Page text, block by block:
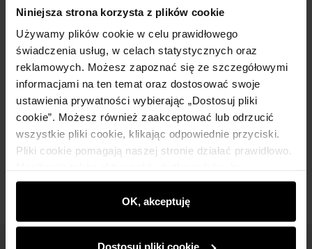
Niniejsza strona korzysta z plików cookie
Używamy plików cookie w celu prawidłowego
świadczenia usług, w celach statystycznych oraz
reklamowych. Możesz zapoznać się ze szczegółowymi
informacjami na ten temat oraz dostosować swoje
ustawienia prywatności wybierając „Dostosuj pliki
cookie”. Możesz również zaakceptować lub odrzucić
wszystkie pliki cookie, klikając odpowiednie przyciski.
Pliki cookie pomagają naszej stronie działać prawidłowo.
wyświetlać im dopasowane do ich preferencji treści,
rekomendacje oraz komunikaty reklamowe informujące o
najnowszych promocjach w e-sklepie. Informacje o tym,
OK, akceptuję
Dostosuj pliki cookie
Zestaw
Krótka kurtka damska w kolorze brązowym
z wełną PLADT-0066-89(Z25)
229,90 zł
399,90 zł- najniższa cena z 30 dni przed
obniżką
Wybierz rozmiar
Dodaj do koszyka